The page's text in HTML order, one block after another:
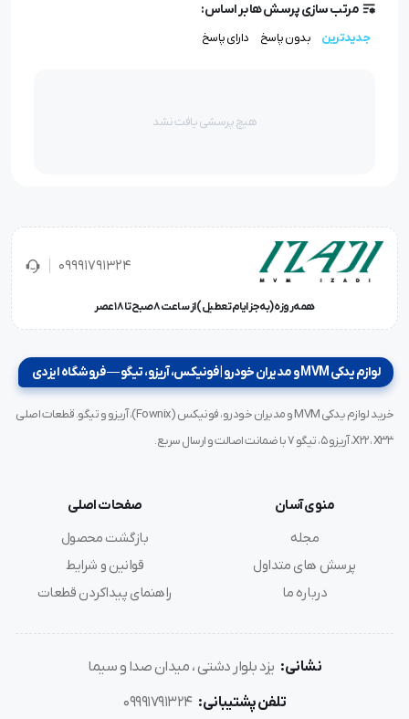
مرتب سازی پرسش ها بر اساس:
جدیدترین بدون پاسخ دارای پاسخ
هیچ پرسشی یافت نشد
09991791324
همه‌روزه (به‌جز ایام تعطیل) از ساعت ۸ صبح تا ۱۸ عصر
لوازم یدکی MVM و مدیران خودرو | فونیکس، آریزو، تیگو — فروشگاه ایزدی
خرید لوازم یدکی MVM و مدیران خودرو، فونیکس (Fownix)، آریزو و تیگو. قطعات اصلی
X22، X33، آریزو ۵، تیگو ۷ با ضمانت اصالت و ارسال سریع.
منوی آسان
مجله
پرسش های متداول
درباره ما
صفحات اصلی
بازگشت محصول
قوانین و شرایط
راهنمای پیداکردن قطعات
نشانی: یزد بلوار دشتی ، میدان صدا و سیما
تلفن پشتیبانی: 09991791324